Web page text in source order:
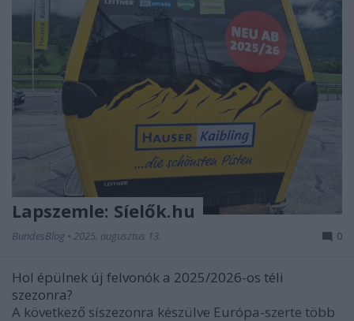
Lapszemle: Síelők.hu
BundesBlog • 2025. augusztus 13. 0
Hol épülnek új felvonók a 2025/2026-os téli
szezonra?
A következő síszezonra készülve Európa-szerte több